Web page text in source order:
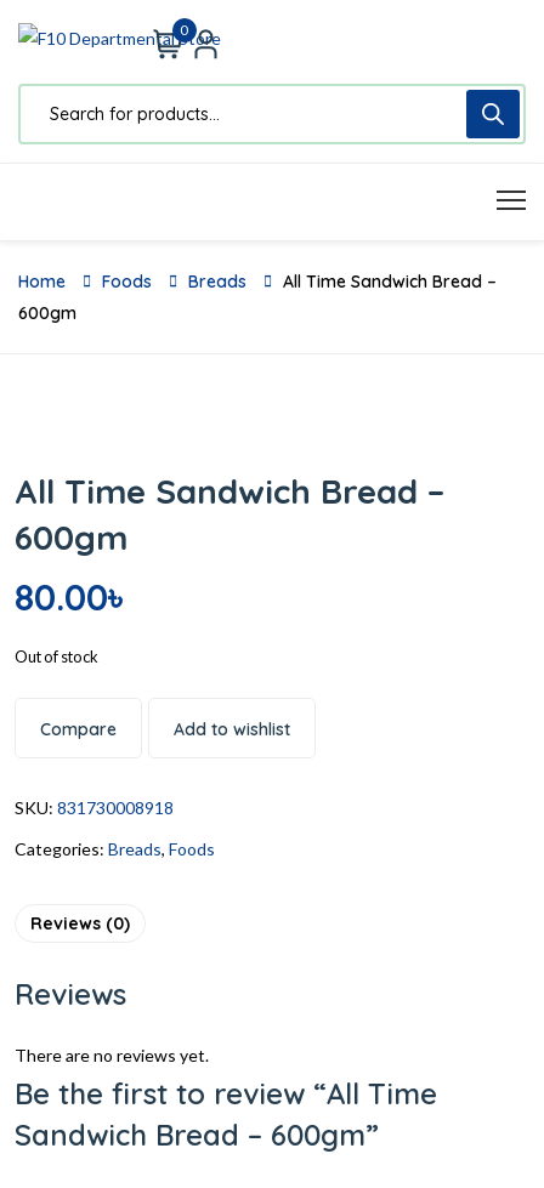
0
Home Foods Breads
All Time Sandwich Bread –
600gm
All Time Sandwich Bread –
600gm
80.00৳
Out of stock
Compare Add to wishlist
SKU: 831730008918
Categories: Breads, Foods
Reviews (0)
Reviews
There are no reviews yet.
Be the first to review “All Time
Sandwich Bread – 600gm”